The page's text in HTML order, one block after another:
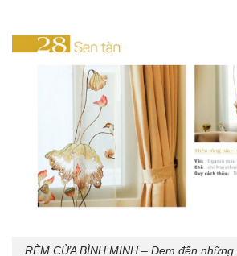
RÈM CỬA BÌNH MINH – Đem đến